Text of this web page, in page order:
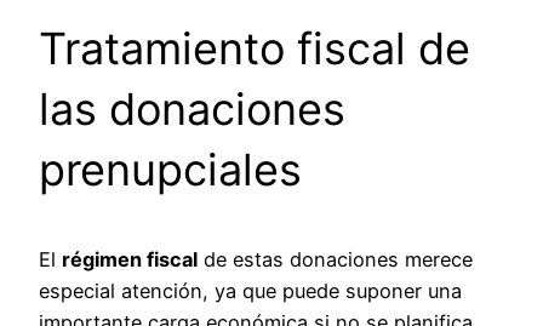
Tratamiento fiscal de
las donaciones
prenupciales
El régimen fiscal de estas donaciones merece
especial atención, ya que puede suponer una